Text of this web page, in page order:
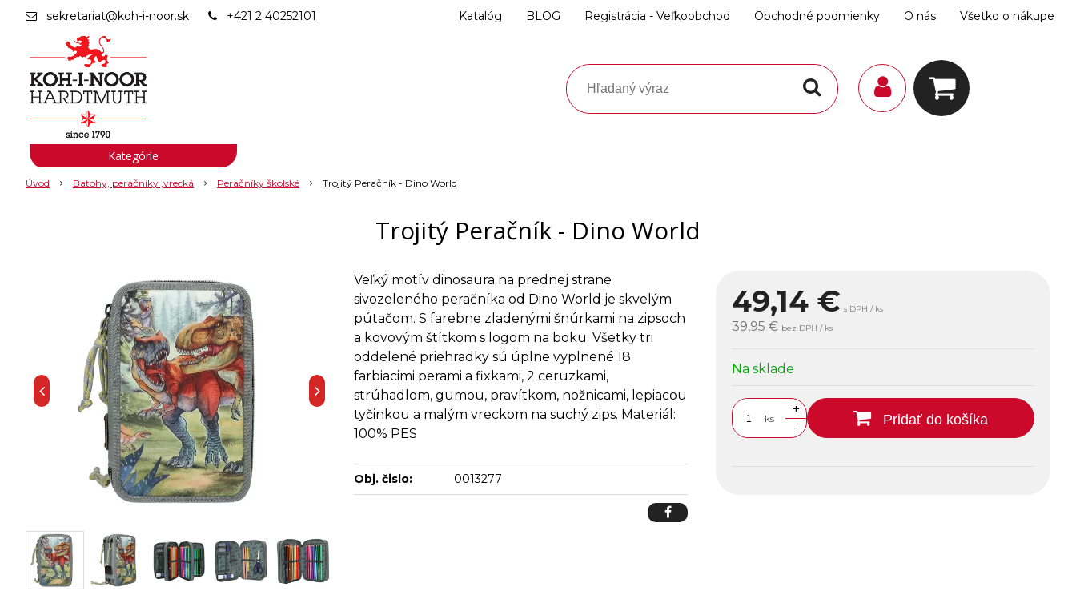
sekretariat@koh-i-noor.sk +421 2 40252101 Katalóg BLOG Registrácia - Veľkoobchod Obchodné podmienky O nás Všetko o nákupe
Úvod Batohy, peračníky ,vrecká Peračníky školské Trojitý Peračník - Dino World
Trojitý Peračník - Dino World
49,14 € s DPH / ks
39,95 € bez DPH / ks
Na sklade
ks
+
-
Pridať do košíka
Veľký motív dinosaura na prednej strane
sivozeleného peračníka od Dino World je skvelým
pútačom. S farebne zladenými šnúrkami na zipsoch
a kovovým štítkom s logom na boku. Všetky tri
oddelené priehradky sú úplne vyplnené 18
farbiacimi perami a fixkami, 2 ceruzkami,
strúhadlom, gumou, pravítkom, nožnicami, lepiacou
tyčinkou a malým vreckom na suchý zips. Materiál:
100% PES
Obj. čislo: 0013277
Kategórie